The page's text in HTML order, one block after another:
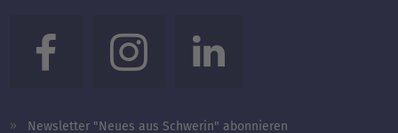
Newsletter "Neues aus Schwerin" abonnieren